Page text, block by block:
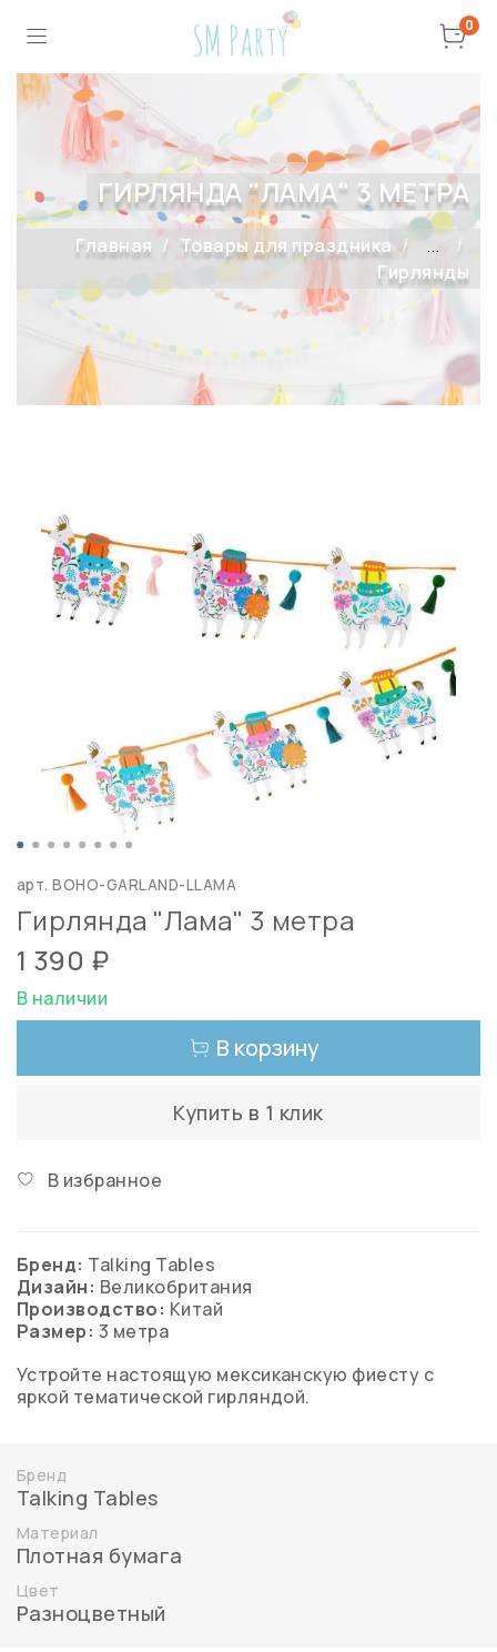
0
ГИРЛЯНДА "ЛАМА" 3 МЕТРА
Главная Товары для праздника
...
Гирлянды
арт.BOHO-GARLAND-LLAMA
Гирлянда "Лама" 3 метра
1 390 ₽
В наличии
В корзину
Купить в 1 клик
В избранное
Бренд: Talking Tables
Дизайн: Великобритания
Производство: Китай
Размер: 3 метра
Устройте настоящую мексиканскую фиесту с
яркой тематической гирляндой.
Бренд
Talking Tables
Материал
Плотная бумага
Цвет
Разноцветный